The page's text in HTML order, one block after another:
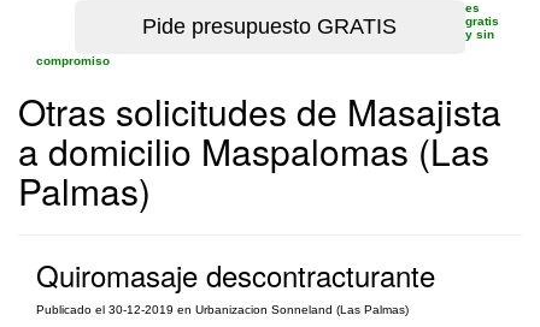
es
gratis
y sin
compromiso
Otras solicitudes de Masajista
a domicilio Maspalomas (Las
Palmas)
Quiromasaje descontracturante
Publicado el 30-12-2019 en Urbanizacion Sonneland (Las Palmas)